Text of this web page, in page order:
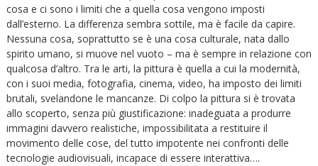
cosa e ci sono i limiti che a quella cosa vengono imposti
dall’esterno. La differenza sembra sottile, ma è facile da capire.
Nessuna cosa, soprattutto se è una cosa culturale, nata dallo
spirito umano, si muove nel vuoto – ma è sempre in relazione con
qualcosa d’altro. Tra le arti, la pittura è quella a cui la modernità,
con i suoi media, fotografia, cinema, video, ha imposto dei limiti
brutali, svelandone le mancanze. Di colpo la pittura si è trovata
allo scoperto, senza più giustificazione: inadeguata a produrre
immagini davvero realistiche, impossibilitata a restituire il
movimento delle cose, del tutto impotente nei confronti delle
tecnologie audiovisuali, incapace di essere interattiva….